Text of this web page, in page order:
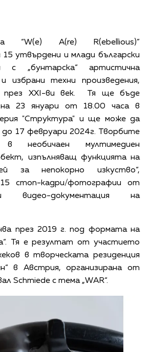
“W(e) A(re) R(ebellious)”
15 утвърдени и млади български
с „бунтарска“ артистична
избрани техни произведения,
през XХI-ви век. Тя
ще бъде
23 януари от 18.00 часав
"Структура" и ще може да
до 17 февруари 2024г. Творбите
необичаен мултимедиен
изпълняващ функцията на
за непокорно изкуство“,
стоп-кадри/фотографии от
видео-документация на
през 2019 г. под формата на
Тя е резултат от участието
в творческата резиденция
в Австрия, организирана от
Schmiede с тема „WAR“.